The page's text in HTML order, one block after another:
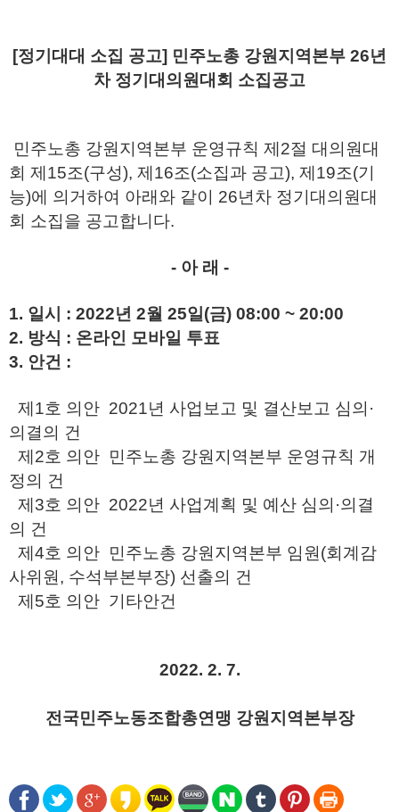
[정기대대 소집 공고] 민주노총 강원지역본부 26년
차 정기대의원대회 소집공고
민주노총 강원지역본부 운영규칙 제2절 대의원대
회 제15조(구성), 제16조(소집과 공고), 제19조(기
능)에 의거하여 아래와 같이 26년차 정기대의원대
회 소집을 공고합니다.
- 아 래 -
1. 일시 : 2022년 2월 25일(금) 08:00 ~ 20:00
2. 방식 : 온라인 모바일 투표
3. 안건 :
제1호 의안 2021년 사업보고 및 결산보고 심의·
의결의 건
제2호 의안 민주노총 강원지역본부 운영규칙 개
정의 건
제3호 의안 2022년 사업계획 및 예산 심의·의결
의 건
제4호 의안 민주노총 강원지역본부 임원(회계감
사위원, 수석부본부장) 선출의 건
제5호 의안 기타안건
2022. 2. 7.
전국민주노동조합총연맹 강원지역본부장